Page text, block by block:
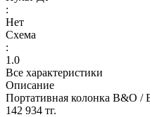
:
Нет
Схема
:
1.0
Все характеристики
Описание
Портативная колонка B&O /
142 934 тг.